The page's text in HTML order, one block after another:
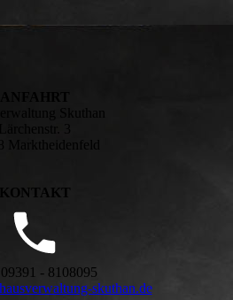
Marktheidenfeld
KONTAKT
- 8108095
skuthan.de